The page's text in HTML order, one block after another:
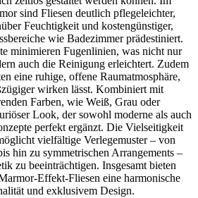
sind Fliesen deutlich pflegeleichter,
Feuchtigkeit und kostengünstiger,
wie Badezimmer prädestiniert.
minimieren Fugenlinien, was nicht nur
auch die Reinigung erleichtert. Zudem
eine ruhige, offene Raumatmosphäre,
wirken lässt. Kombiniert mit
Farben, wie Weiß, Grau oder
Look, der sowohl moderne als auch
perfekt ergänzt. Die Vielseitigkeit
vielfältige Verlegemuster – von
hin zu symmetrischen Arrangements –
zu beeinträchtigen. Insgesamt bieten
Effekt-Fliesen eine harmonische
und exklusivem Design.